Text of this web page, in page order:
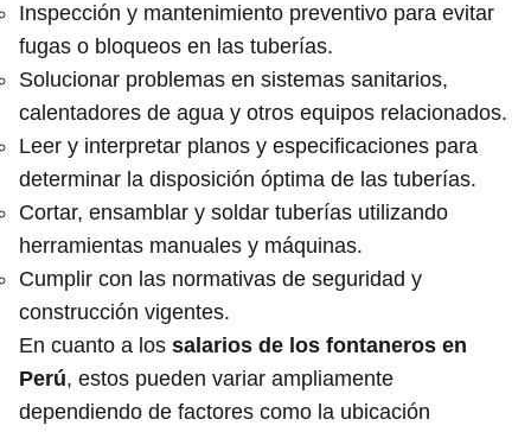
Inspección y mantenimiento preventivo para evitar
fugas o bloqueos en las tuberías.
Solucionar problemas en sistemas sanitarios,
calentadores de agua y otros equipos relacionados.
Leer y interpretar planos y especificaciones para
determinar la disposición óptima de las tuberías.
Cortar, ensamblar y soldar tuberías utilizando
herramientas manuales y máquinas.
Cumplir con las normativas de seguridad y
construcción vigentes.
En cuanto a los salarios de los fontaneros en
Perú, estos pueden variar ampliamente
dependiendo de factores como la ubicación